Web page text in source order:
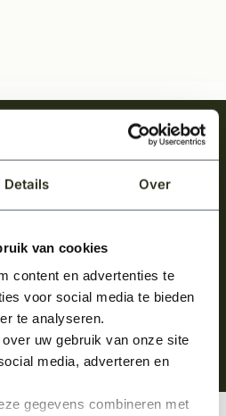
Details Over
van cookies
content en advertenties te
voor social media te bieden
te analyseren.
uw gebruik van onze site
media, adverteren en
gegevens combineren met
het laatste nieuws
bouwstijl!